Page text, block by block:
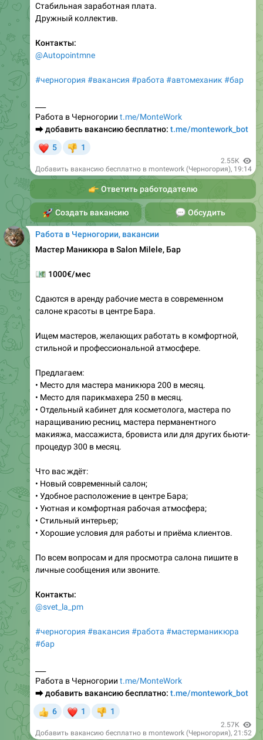
Стабильная заработная плата.
Дружный коллектив.
Контакты:
@Autopointmne
#черногория #вакансия #работа #автомеханик#бар
Работа в Черногории t.me/MonteWork
⮕добавить вакансию бесплатно: t.me/montework_bot
5 1
2.55K
Добавить вакансию бесплатно в montework (Черногория), 19:14
👉Ответить работодателю
Создать вакансию💬Обсудить
Работа в Черногории, вакансии
Мастер Маникюра в Salon Milele, Бар
1000€/мес
Сдаются в аренду рабочие места в современном
салоне красоты в центре Бара.
Ищем мастеров, желающих работать в комфортной,
стильной и профессиональной атмосфере.
Предлагаем:
• Место для мастера маникюра 200 в месяц.
• Место для парикмахера 250 в месяц.
• Отдельный кабинет для косметолога, мастера по
наращиванию ресниц, мастера перманентного
макияжа, массажиста, бровиста или для других бьюти-
процедур 300 в месяц.
Что вас ждёт:
• Новый современный салон;
• Удобное расположение в центре Бара;
• Уютная и комфортная рабочая атмосфера;
• Стильный интерьер;
• Хорошие условия для работы и приёма клиентов.
По всем вопросам и для просмотра салона пишите в
личные сообщения или звоните.
Контакты:
@svet_la_pm
#черногория #вакансия #работа #мастерманикюра
#бар
Работа в Черногории t.me/MonteWork
⮕добавить вакансию бесплатно: t.me/montework_bot
6 1
👎
1
2.57K
Добавить вакансию бесплатно в montework (Черногория), 21:52